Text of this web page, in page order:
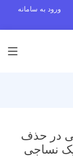
ورود به سامانه
در حذف
نساجی